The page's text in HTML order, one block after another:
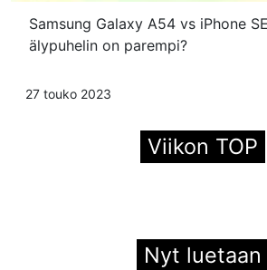
Samsung Galaxy A54 vs iPhone
älypuhelin on parempi?
27 touko 2023
Viikon TOP
Nyt luetaan